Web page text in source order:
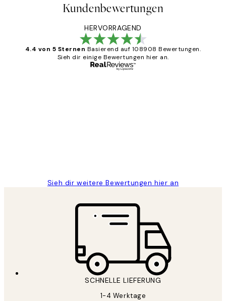
Kundenbewertungen
HERVORRAGEND
4.4 von 5 Sternen Basierend auf 108908 Bewertungen.
Sieh dir einige Bewertungen hier an.
Sieh dir weitere Bewertungen hier an
SCHNELLE LIEFERUNG
1-4 Werktage